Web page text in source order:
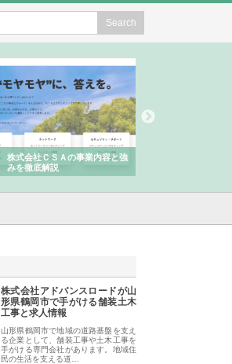
株式会社山形道路が手がける舗
装工事と土木技術の全容
株式会社アドバンスロードが山
形県鶴岡市で手がける舗装土木
工事と求人情報
山形県鶴岡市で地域の道路基盤を支え
る企業として、舗装工事や土木工事を
手がける専門会社があります。地域住
民の生活を支える道…